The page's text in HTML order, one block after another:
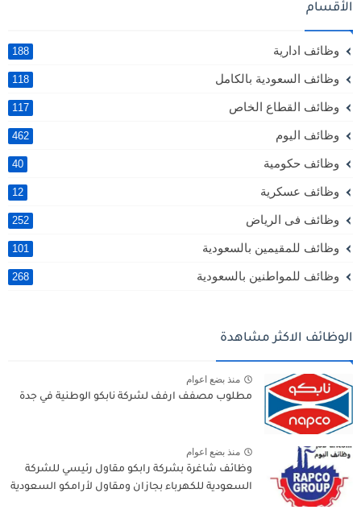
الأقسام
وظائف ادارية 188
وظائف السعودية بالكامل 118
وظائف القطاع الخاص 117
وظائف اليوم 462
وظائف حكومية 40
وظائف عسكرية 12
وظائف فى الرياض 252
وظائف للمقيمين بالسعودية 101
وظائف للمواطنين بالسعودية 268
الوظائف الاكثر مشاهدة
منذ بضع اعوام
مطلوب مصفف ارفف لشركة نابكو الوطنية في جدة
منذ بضع اعوام
وظائف شاغرة بشركة رابكو مقاول رئيسي للشركة
السعودية للكهرباء بجازان ومقاول لأرامكو السعودية